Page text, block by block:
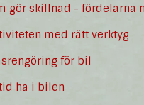
gör skillnad - fördelarna
med rätt verktyg
för bil
ha i bilen